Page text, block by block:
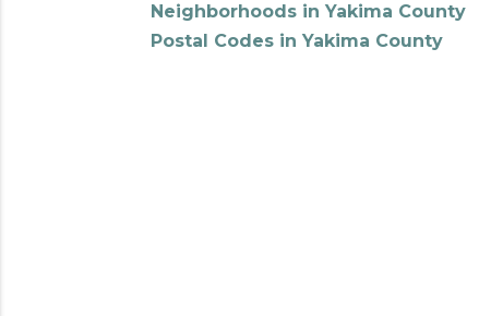
Neighborhoods in Yakima County
Postal Codes in Yakima County